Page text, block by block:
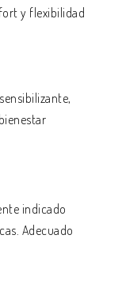
y flexibilidad
indicado
Adecuado